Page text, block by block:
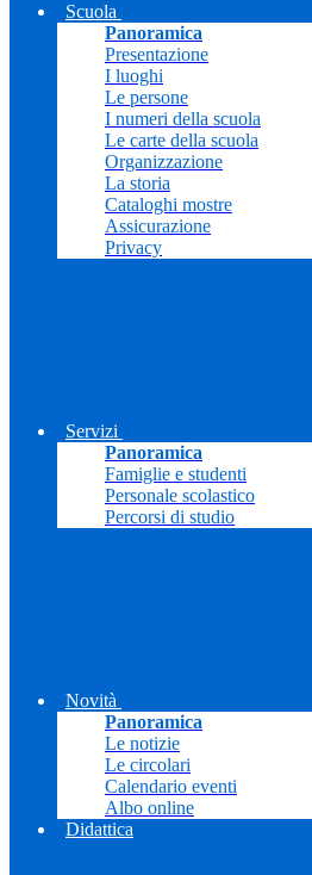
Scuola
Panoramica
Presentazione
I luoghi
Le persone
I numeri della scuola
Le carte della scuola
Organizzazione
La storia
Cataloghi mostre
Assicurazione
Privacy
Servizi
Panoramica
Famiglie e studenti
Personale scolastico
Percorsi di studio
Novità
Panoramica
Le notizie
Le circolari
Calendario eventi
Albo online
Didattica